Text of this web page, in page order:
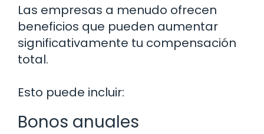
Las empresas a menudo ofrecen
beneficios que pueden aumentar
significativamente tu compensación
total.
Esto puede incluir:
Bonos anuales